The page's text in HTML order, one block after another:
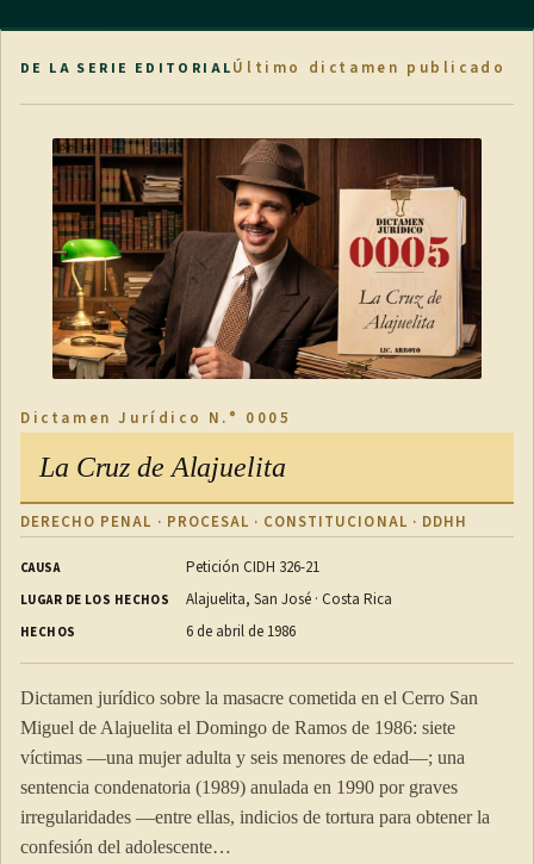
DE LA SERIE EDITORIALÚltimo dictamen publicado
Dictamen Jurídico N.° 0005
La Cruz de Alajuelita
DERECHO PENAL · PROCESAL · CONSTITUCIONAL · DDHH
CAUSA Petición CIDH 326-21
LUGAR DE LOS HECHOS Alajuelita, San José · Costa Rica
HECHOS 6 de abril de 1986
Dictamen jurídico sobre la masacre cometida en el Cerro San
Miguel de Alajuelita el Domingo de Ramos de 1986: siete
víctimas —una mujer adulta y seis menores de edad—; una
sentencia condenatoria (1989) anulada en 1990 por graves
irregularidades —entre ellas, indicios de tortura para obtener la
confesión del adolescente…